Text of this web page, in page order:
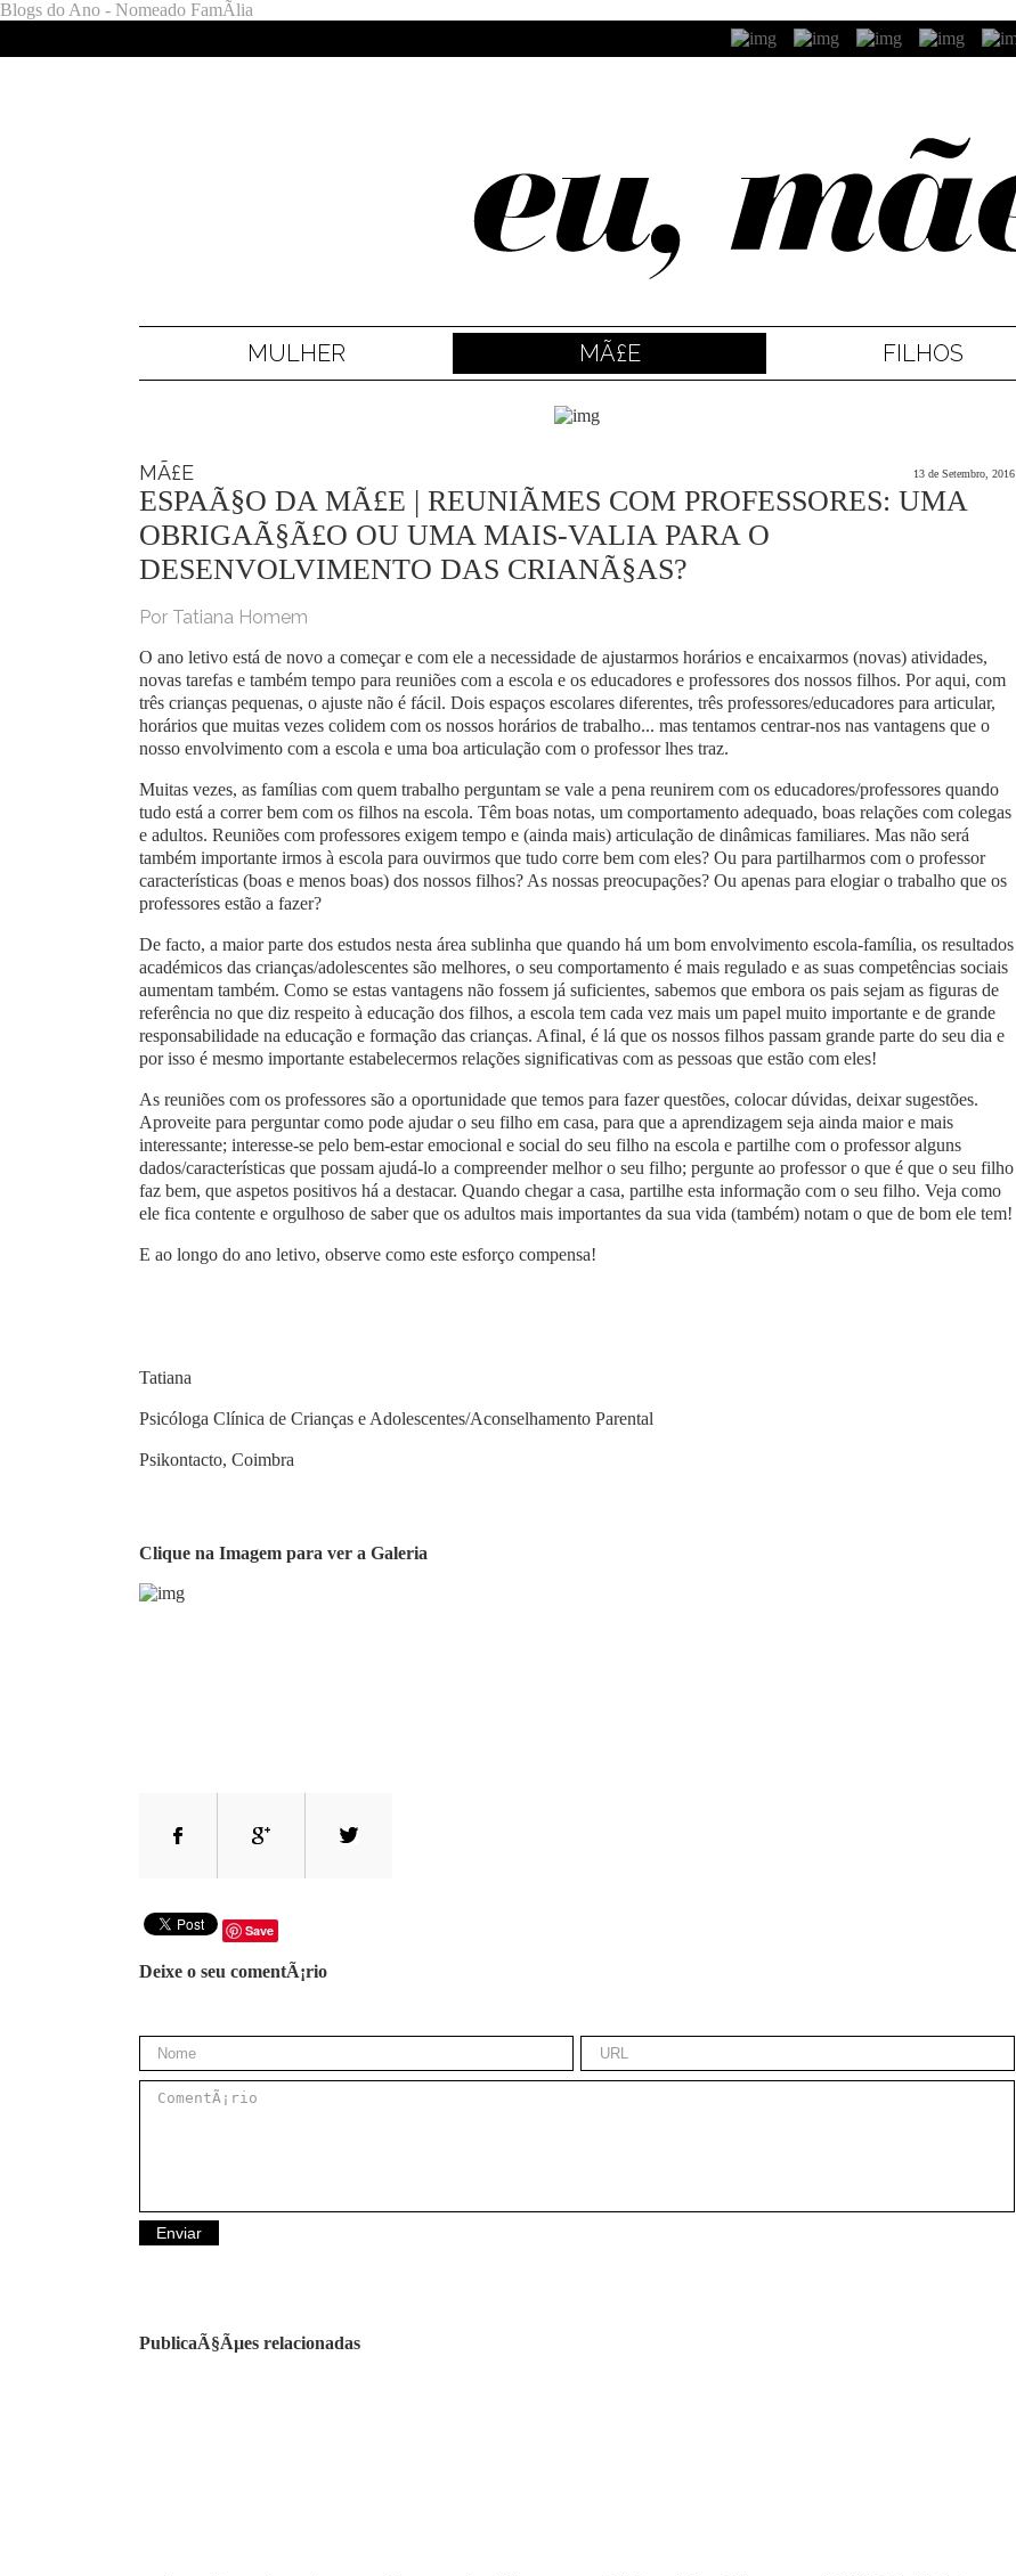
Blogs do Ano - Nomeado FamÃ­lia
MULHER MÃ£E FILHOS
MÃ£E 13 de Setembro, 2016
ESPAÃ§O DA MÃ£E | REUNIÃΜES COM PROFESSORES: UMA
OBRIGAÃ§Ã£O OU UMA MAIS-VALIA PARA O
DESENVOLVIMENTO DAS CRIANÃ§AS?
Por Tatiana Homem
O ano letivo está de novo a começar e com ele a necessidade de ajustarmos horários e encaixarmos (novas) atividades,
novas tarefas e também tempo para reuniões com a escola e os educadores e professores dos nossos filhos. Por aqui, com
três crianças pequenas, o ajuste não é fácil. Dois espaços escolares diferentes, três professores/educadores para articular,
horários que muitas vezes colidem com os nossos horários de trabalho... mas tentamos centrar-nos nas vantagens que o
nosso envolvimento com a escola e uma boa articulação com o professor lhes traz.
Muitas vezes, as famílias com quem trabalho perguntam se vale a pena reunirem com os educadores/professores quando
tudo está a correr bem com os filhos na escola. Têm boas notas, um comportamento adequado, boas relações com colegas
e adultos. Reuniões com professores exigem tempo e (ainda mais) articulação de dinâmicas familiares. Mas não será
também importante irmos à escola para ouvirmos que tudo corre bem com eles? Ou para partilharmos com o professor
características (boas e menos boas) dos nossos filhos? As nossas preocupações? Ou apenas para elogiar o trabalho que os
professores estão a fazer?
De facto, a maior parte dos estudos nesta área sublinha que quando há um bom envolvimento escola-família, os resultados
académicos das crianças/adolescentes são melhores, o seu comportamento é mais regulado e as suas competências sociais
aumentam também. Como se estas vantagens não fossem já suficientes, sabemos que embora os pais sejam as figuras de
referência no que diz respeito à educação dos filhos, a escola tem cada vez mais um papel muito importante e de grande
responsabilidade na educação e formação das crianças. Afinal, é lá que os nossos filhos passam grande parte do seu dia e
por isso é mesmo importante estabelecermos relações significativas com as pessoas que estão com eles!
As reuniões com os professores são a oportunidade que temos para fazer questões, colocar dúvidas, deixar sugestões.
Aproveite para perguntar como pode ajudar o seu filho em casa, para que a aprendizagem seja ainda maior e mais
interessante; interesse-se pelo bem-estar emocional e social do seu filho na escola e partilhe com o professor alguns
dados/características que possam ajudá-lo a compreender melhor o seu filho; pergunte ao professor o que é que o seu filho
faz bem, que aspetos positivos há a destacar. Quando chegar a casa, partilhe esta informação com o seu filho. Veja como
ele fica contente e orgulhoso de saber que os adultos mais importantes da sua vida (também) notam o que de bom ele tem!
E ao longo do ano letivo, observe como este esforço compensa!
Tatiana
Psicóloga Clínica de Crianças e Adolescentes/Aconselhamento Parental
Psikontacto, Coimbra
Clique na Imagem para ver a Galeria
Save
Deixe o seu comentÃ¡rio
PublicaÃ§Ãµes relacionadas